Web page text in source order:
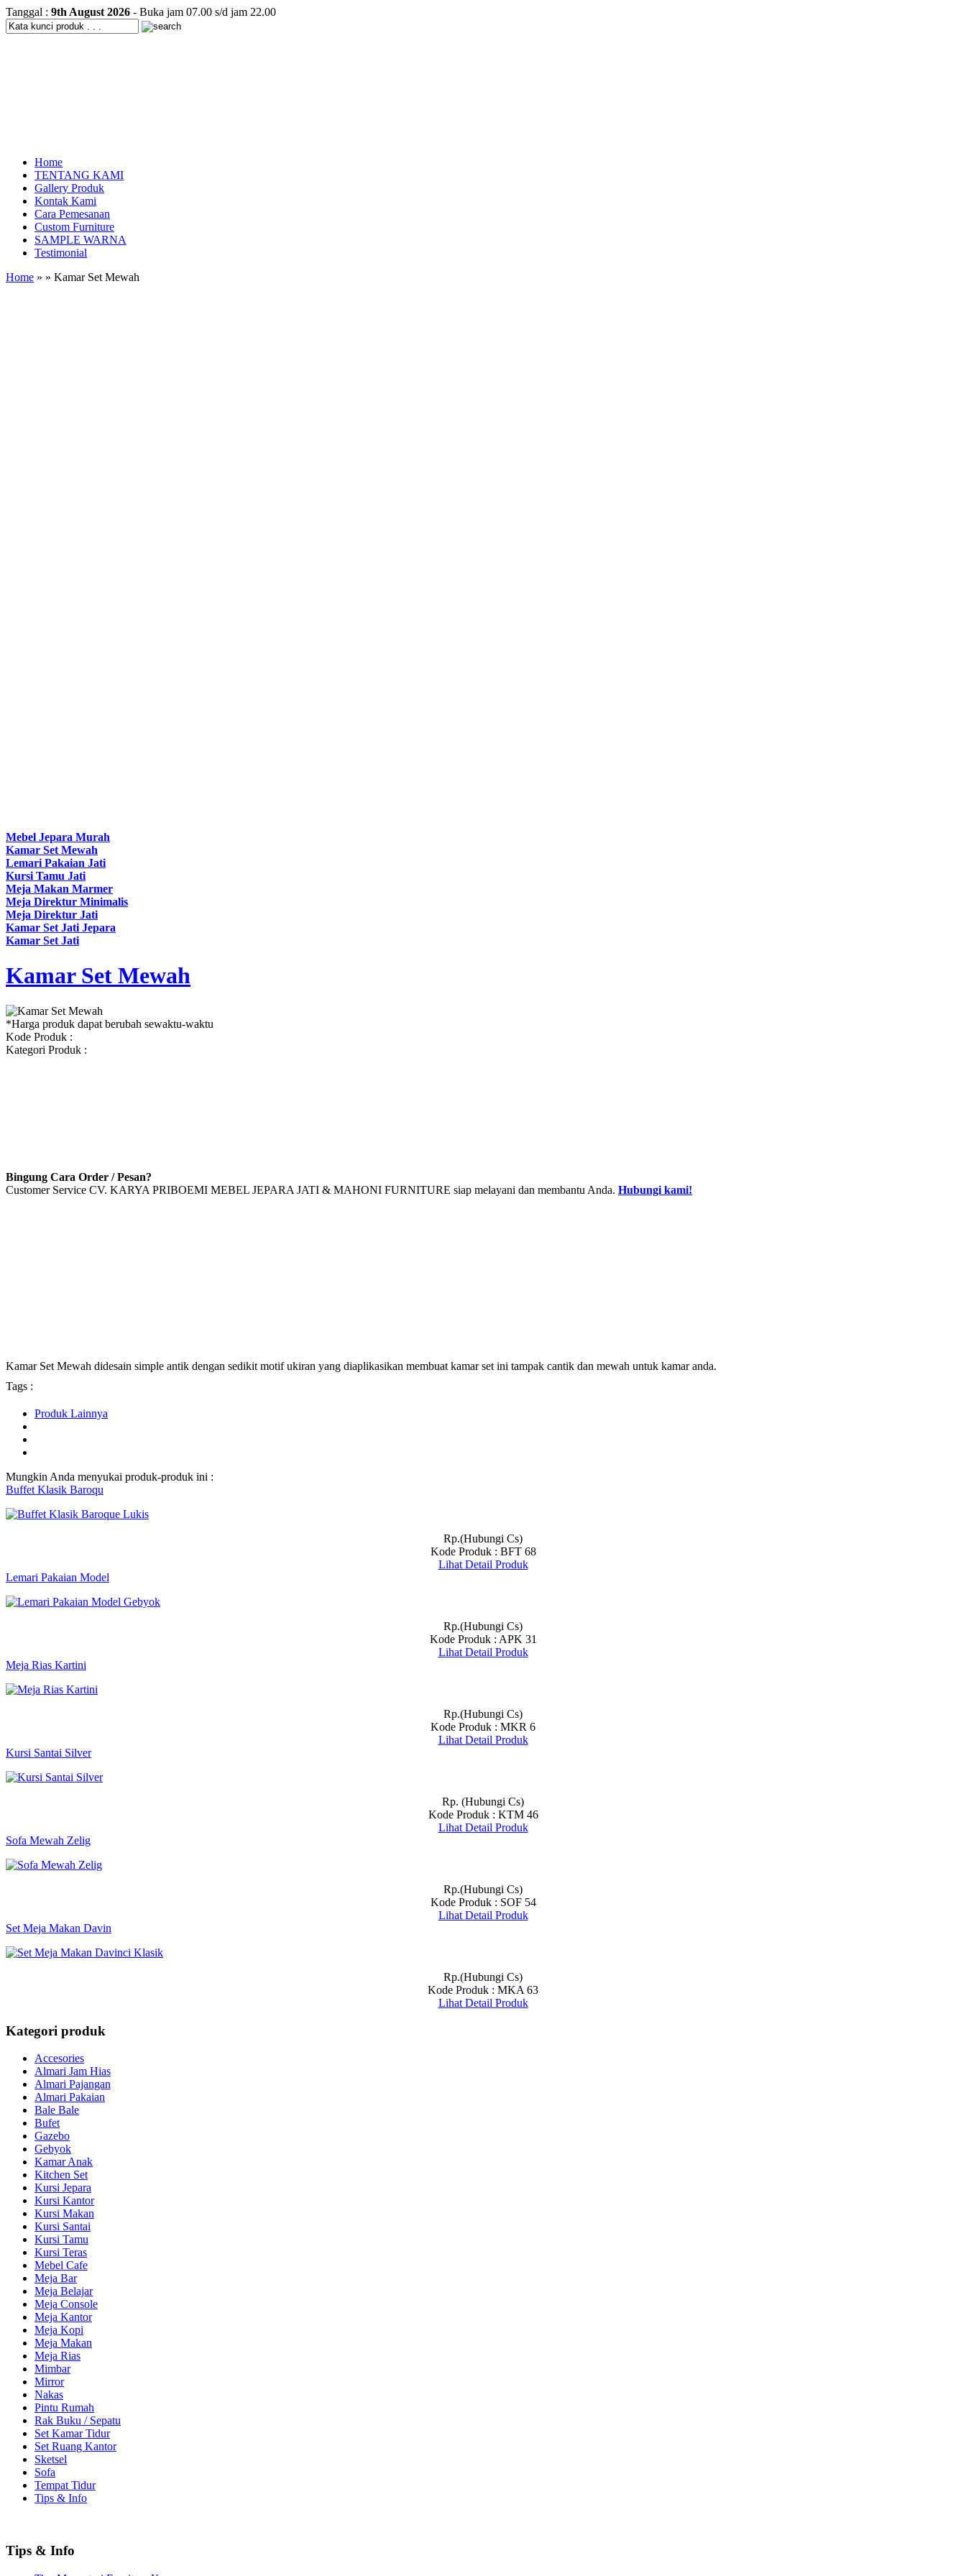
Tanggal : 9th August 2026 - Buka jam 07.00 s/d jam 22.00
Home
TENTANG KAMI
Gallery Produk
Kontak Kami
Cara Pemesanan
Custom Furniture
SAMPLE WARNA
Testimonial
Home » » Kamar Set Mewah
Mebel Jepara Murah
Kamar Set Mewah
Lemari Pakaian Jati
Kursi Tamu Jati
Meja Makan Marmer
Meja Direktur Minimalis
Meja Direktur Jati
Kamar Set Jati Jepara
Kamar Set Jati
Kamar Set Mewah
*Harga produk dapat berubah sewaktu-waktu
Kode Produk :
Kategori Produk :
Bingung Cara Order / Pesan?
Customer Service CV. KARYA PRIBOEMI MEBEL JEPARA JATI & MAHONI FURNITURE siap melayani dan membantu Anda. Hubungi kami!
Kamar Set Mewah didesain simple antik dengan sedikit motif ukiran yang diaplikasikan membuat kamar set ini tampak cantik dan mewah untuk kamar anda.
Tags :
Produk Lainnya
Mungkin Anda menyukai produk-produk ini :
Buffet Klasik Baroqu
Rp.(Hubungi Cs)
Kode Produk : BFT 68
Lihat Detail Produk
Lemari Pakaian Model
Rp.(Hubungi Cs)
Kode Produk : APK 31
Lihat Detail Produk
Meja Rias Kartini
Rp.(Hubungi Cs)
Kode Produk : MKR 6
Lihat Detail Produk
Kursi Santai Silver
Rp. (Hubungi Cs)
Kode Produk : KTM 46
Lihat Detail Produk
Sofa Mewah Zelig
Rp.(Hubungi Cs)
Kode Produk : SOF 54
Lihat Detail Produk
Set Meja Makan Davin
Rp.(Hubungi Cs)
Kode Produk : MKA 63
Lihat Detail Produk
Kategori produk
Accesories
Almari Jam Hias
Almari Pajangan
Almari Pakaian
Bale Bale
Bufet
Gazebo
Gebyok
Kamar Anak
Kitchen Set
Kursi Jepara
Kursi Kantor
Kursi Makan
Kursi Santai
Kursi Tamu
Kursi Teras
Mebel Cafe
Meja Bar
Meja Belajar
Meja Console
Meja Kantor
Meja Kopi
Meja Makan
Meja Rias
Mimbar
Mirror
Nakas
Pintu Rumah
Rak Buku / Sepatu
Set Kamar Tidur
Set Ruang Kantor
Sketsel
Sofa
Tempat Tidur
Tips & Info
Tips & Info